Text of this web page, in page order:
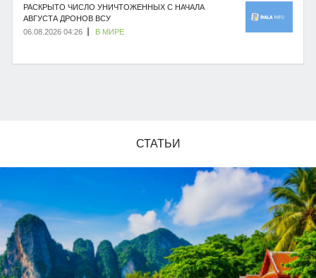
РАСКРЫТО ЧИСЛО УНИЧТОЖЕННЫХ С НАЧАЛА
АВГУСТА ДРОНОВ ВСУ
06.08.2026 04:26
В МИРЕ
СТАТЬИ